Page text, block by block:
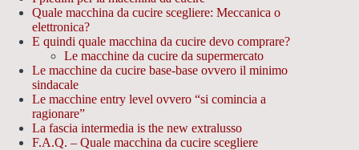
Quale macchina da cucire scegliere: Meccanica o
elettronica?
E quindi quale macchina da cucire devo comprare?
Le macchine da cucire da supermercato
Le macchine da cucire base-base ovvero il minimo
sindacale
Le macchine entry level ovvero “si comincia a
ragionare”
La fascia intermedia is the new extralusso
F.A.Q. – Quale macchina da cucire scegliere